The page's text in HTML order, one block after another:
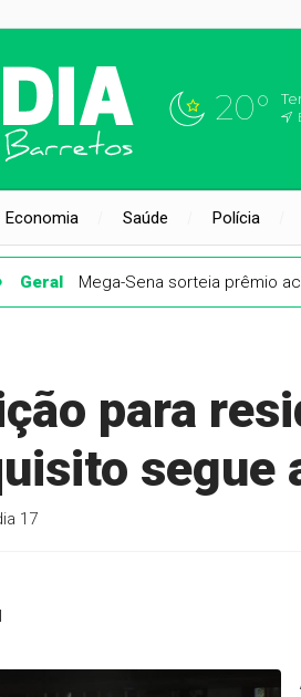
20°
Economia Saúde Polícia
Geral Mega-Sena sorteia prêmio
para
segue
17